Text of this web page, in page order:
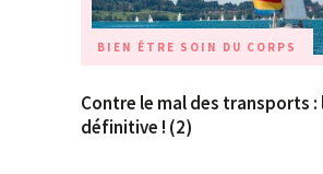
BIEN ÊTRE SOIN DU CORPS
Contre le mal des transports
définitive ! (2)